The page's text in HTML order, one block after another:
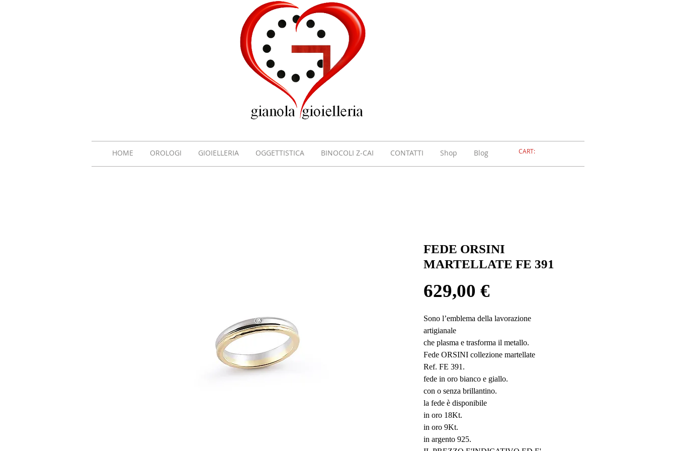
HOME OROLOGI GIOIELLERIA OGGETTISTICA BINOCOLI Z-CAI CONTATTI Shop Blog CART:
FEDE ORSINI
MARTELLATE FE 391
629,00 €
Sono l’emblema della lavorazione
artigianale
che plasma e trasforma il metallo.
Fede ORSINI collezione martellate
Ref. FE 391.
fede in oro bianco e giallo.
con o senza brillantino.
la fede è disponibile
in oro 18Kt.
in oro 9Kt.
in argento 925.